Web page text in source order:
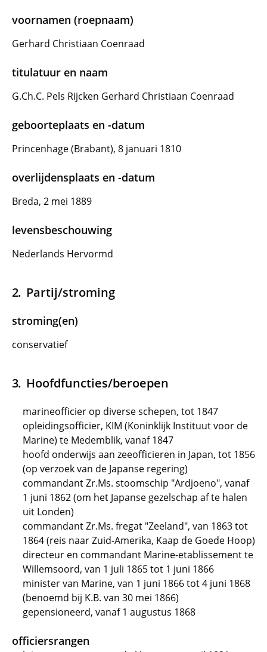
voornamen (roepnaam)
Gerhard Christiaan Coenraad
titulatuur en naam
G.Ch.C. Pels Rijcken Gerhard Christiaan Coenraad
geboorteplaats en -datum
Princenhage (Brabant), 8 januari 1810
overlijdensplaats en -datum
Breda, 2 mei 1889
levensbeschouwing
Nederlands Hervormd
Partij/stroming
stroming(en)
conservatief
Hoofdfuncties/beroepen
marineofficier op diverse schepen, tot 1847
opleidingsofficier, KIM (Koninklijk Instituut voor de
Marine) te Medemblik, vanaf 1847
hoofd onderwijs aan zeeofficieren in Japan, tot 1856
(op verzoek van de Japanse regering)
commandant Zr.Ms. stoomschip "Ardjoeno", vanaf
1 juni 1862 (om het Japanse gezelschap af te halen
uit Londen)
commandant Zr.Ms. fregat "Zeeland", van 1863 tot
1864 (reis naar Zuid-Amerika, Kaap de Goede Hoop)
directeur en commandant Marine-etablissement te
Willemsoord, van 1 juli 1865 tot 1 juni 1866
minister van Marine, van 1 juni 1866 tot 4 juni 1868
(benoemd bij K.B. van 30 mei 1866)
gepensioneerd, vanaf 1 augustus 1868
officiersrangen